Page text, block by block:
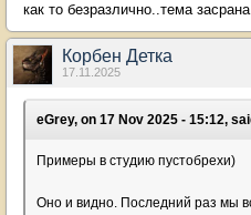
как то безразлично..тема
Корбен Детка
17.11.2025
eGrey, on 17 Nov 2025 - 15:12,
Примеры в студию пустобрехи)
Оно и видно. Последний раз мы